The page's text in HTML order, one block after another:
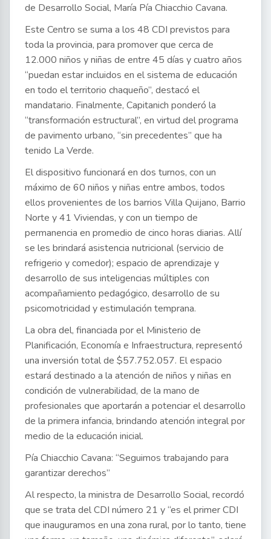
de Desarrollo Social, María Pía Chiacchio Cavana.
Este Centro se suma a los 48 CDI previstos para
toda la provincia, para promover que cerca de
12.000 niños y niñas de entre 45 días y cuatro años
“puedan estar incluidos en el sistema de educación
en todo el territorio chaqueño”, destacó el
mandatario. Finalmente, Capitanich ponderó la
“transformación estructural”, en virtud del programa
de pavimento urbano, “sin precedentes” que ha
tenido La Verde.
El dispositivo funcionará en dos turnos, con un
máximo de 60 niños y niñas entre ambos, todos
ellos provenientes de los barrios Villa Quijano, Barrio
Norte y 41 Viviendas, y con un tiempo de
permanencia en promedio de cinco horas diarias. Allí
se les brindará asistencia nutricional (servicio de
refrigerio y comedor); espacio de aprendizaje y
desarrollo de sus inteligencias múltiples con
acompañamiento pedagógico, desarrollo de su
psicomotricidad y estimulación temprana.
La obra del, financiada por el Ministerio de
Planificación, Economía e Infraestructura, representó
una inversión total de $57.752.057. El espacio
estará destinado a la atención de niños y niñas en
condición de vulnerabilidad, de la mano de
profesionales que aportarán a potenciar el desarrollo
de la primera infancia, brindando atención integral por
medio de la educación inicial.
Pía Chiacchio Cavana: “Seguimos trabajando para
garantizar derechos”
Al respecto, la ministra de Desarrollo Social, recordó
que se trata del CDI número 21 y “es el primer CDI
que inauguramos en una zona rural, por lo tanto, tiene